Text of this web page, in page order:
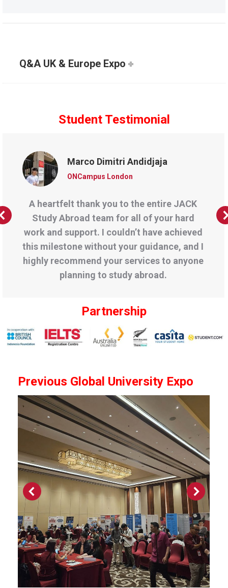
Q&A UK & Europe Expo
Student Testimonial
Marco Dimitri Andidjaja
ONCampus London
A heartfelt thank you to the entire JACK
Study Abroad team for all of your hard
work and support. I couldn’t have achieved
this milestone without your guidance, and I
highly recommend your services to anyone
planning to study abroad.
Partnership
Previous Global University Expo